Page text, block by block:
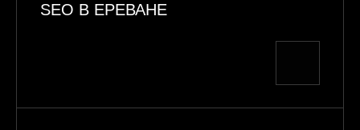
SEO В ЕРЕВАНЕ